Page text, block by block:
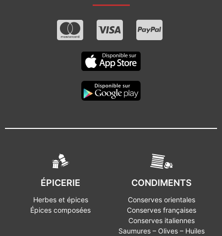
ÉPICERIE
Herbes et épices
Épices composées
CONDIMENTS
Conserves orientales
Conserves françaises
Conserves italiennes
Saumures – Olives – Huiles